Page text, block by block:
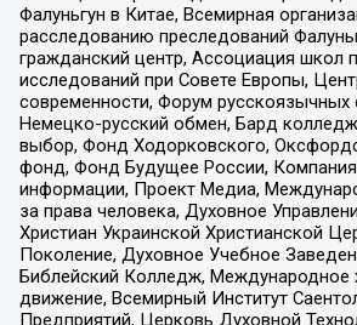
Фалуньгун в Китае, Всемирная
расследованию преследований
гражданский центр, Ассоциация школ
исследований при Совете Европы,
современности, Форум русскоязычных
Немецко-русский обмен, Бард
выбор, Фонд Ходорковского,
фонд, Фонд Будущее России,
информации, Проект Медиа,
за права человека, Духовное
Христиан Украинской Христианской
Поколение, Духовное Учебное
Библейский Колледж, Международное
движение, Всемирный Институт
Предприятий, Церковь Духовной